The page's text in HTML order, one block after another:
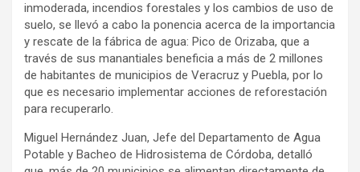
inmoderada, incendios forestales y los cambios de uso de
suelo, se llevó a cabo la ponencia acerca de la importancia
y rescate de la fábrica de agua: Pico de Orizaba, que a
través de sus manantiales beneficia a más de 2 millones
de habitantes de municipios de Veracruz y Puebla, por lo
que es necesario implementar acciones de reforestación
para recuperarlo.
Miguel Hernández Juan, Jefe del Departamento de Agua
Potable y Bacheo de Hidrosistema de Córdoba, detalló